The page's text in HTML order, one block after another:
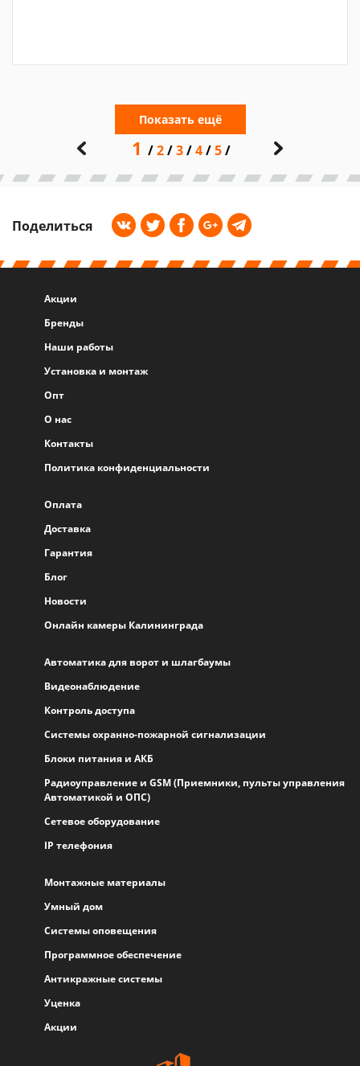
Показать ещё
1 2 3 4 5
Поделиться
Акции
Бренды
Наши работы
Установка и монтаж
Опт
О нас
Контакты
Политика конфиденциальности
Оплата
Доставка
Гарантия
Блог
Новости
Онлайн камеры Калининграда
Автоматика для ворот и шлагбаумы
Видеонаблюдение
Контроль доступа
Системы охранно-пожарной сигнализации
Блоки питания и АКБ
Радиоуправление и GSM (Приемники, пульты управления
Автоматикой и ОПС)
Сетевое оборудование
IP телефония
Монтажные материалы
Умный дом
Системы оповещения
Программное обеспечение
Антикражные системы
Уценка
Акции